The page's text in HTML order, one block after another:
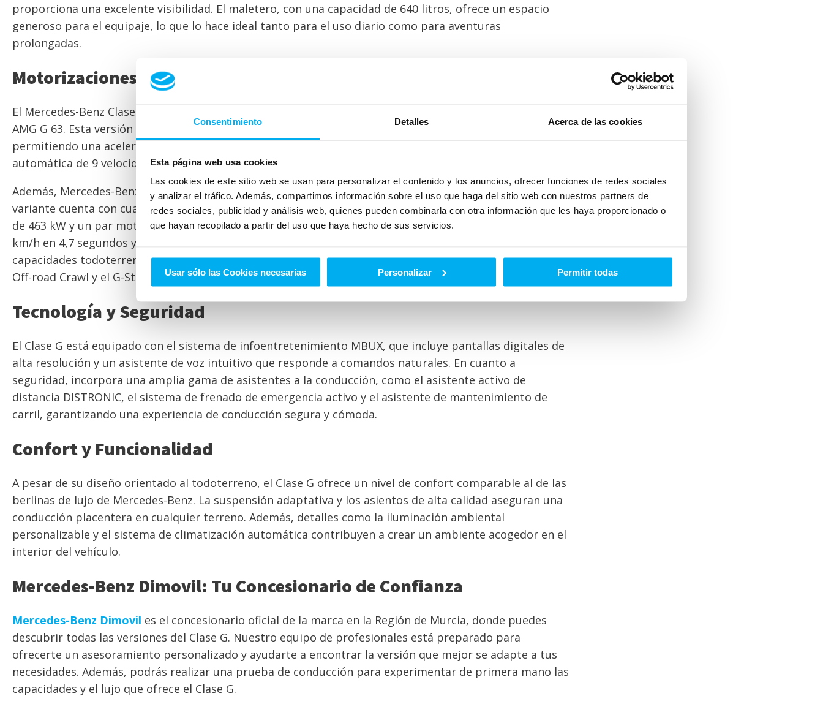
Consentimiento Detalles Acerca de las cookies
Esta página web usa cookies
Las cookies de este sitio web se usan para personalizar el contenido y los anuncios, ofrecer funciones de redes sociales
y analizar el tráfico. Además, compartimos información sobre el uso que haga del sitio web con nuestros partners de
redes sociales, publicidad y análisis web, quienes pueden combinarla con otra información que les haya proporcionado o
que hayan recopilado a partir del uso que haya hecho de sus servicios.
Usar sólo las Cookies necesarias Personalizar Permitir todas
proporciona una excelente visibilidad. El maletero, con una capacidad de 640 litros, ofrece un espacio
generoso para el equipaje, lo que lo hace ideal tanto para el uso diario como para aventuras
prolongadas.
Motorizaciones y Rendimiento
El Mercedes-Benz Clase G está disponible en varias versiones, destacando especialmente el Mercedes-
AMG G 63. Esta versión está equipada con un motor V8 biturbo de 4.0 litros que produce 585 CV,
permitiendo una aceleración de 0 a 100 km/h en apenas 4,4 segundos. La tracción total y la transmisión
automática de 9 velocidades garantizan un rendimiento óptimo tanto en carretera como fuera de ella.
Además, Mercedes-Benz ha introducido una versión electrificada del Clase G, conocida como G 580e. Esta
variante cuenta con cuatro motores eléctricos, uno en cada rueda, que en conjunto ofrecen una potencia
de 463 kW y un par motor de 1.164 Nm. A pesar de su peso de 3.085 kg, es capaz de acelerar de 0 a 100
km/h en 4,7 segundos y ofrece una autonomía de hasta 473 km. Esta versión eléctrica mantiene las
capacidades todoterreno que han hecho famoso al Clase G, incorporando tecnologías avanzadas como el
Off-road Crawl y el G-Steering, que mejoran su desempeño en terrenos difíciles.
Tecnología y Seguridad
El Clase G está equipado con el sistema de infoentretenimiento MBUX, que incluye pantallas digitales de
alta resolución y un asistente de voz intuitivo que responde a comandos naturales. En cuanto a
seguridad, incorpora una amplia gama de asistentes a la conducción, como el asistente activo de
distancia DISTRONIC, el sistema de frenado de emergencia activo y el asistente de mantenimiento de
carril, garantizando una experiencia de conducción segura y cómoda.
Confort y Funcionalidad
A pesar de su diseño orientado al todoterreno, el Clase G ofrece un nivel de confort comparable al de las
berlinas de lujo de Mercedes-Benz. La suspensión adaptativa y los asientos de alta calidad aseguran una
conducción placentera en cualquier terreno. Además, detalles como la iluminación ambiental
personalizable y el sistema de climatización automática contribuyen a crear un ambiente acogedor en el
interior del vehículo.
Mercedes-Benz Dimovil: Tu Concesionario de Confianza
Mercedes-Benz Dimovil es el concesionario oficial de la marca en la Región de Murcia, donde puedes
descubrir todas las versiones del Clase G. Nuestro equipo de profesionales está preparado para
ofrecerte un asesoramiento personalizado y ayudarte a encontrar la versión que mejor se adapte a tus
necesidades. Además, podrás realizar una prueba de conducción para experimentar de primera mano las
capacidades y el lujo que ofrece el Clase G.